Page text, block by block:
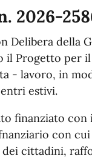
2026-
Delibera della
il Progetto per
- lavoro, in
estivi.
finanziato con
con cui
cittadini,